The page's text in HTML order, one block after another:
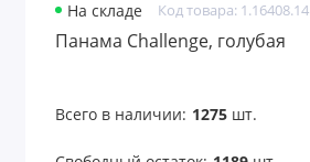
На складе Код товара: 1.16408.14
Панама Challenge, голубая
Всего в наличии: 1275шт.